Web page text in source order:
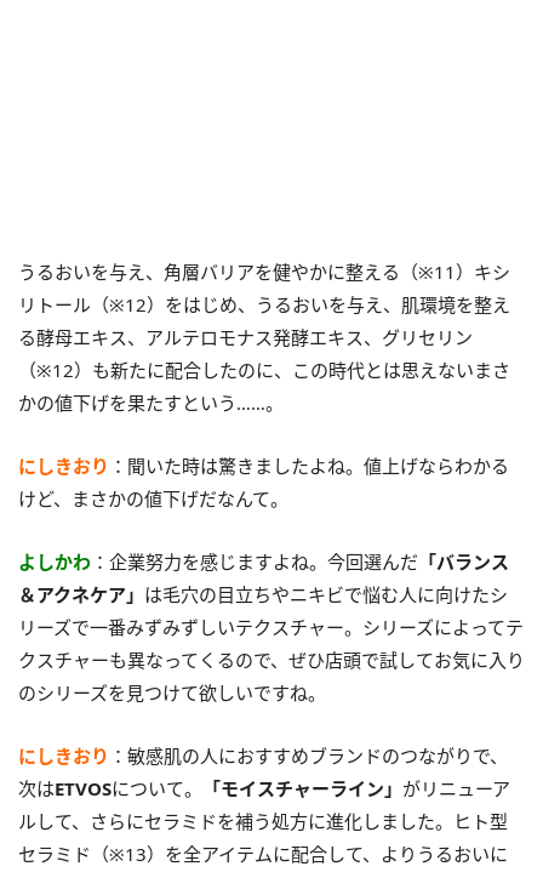
うるおいを与え、角層バリアを健やかに整える（※11）キシ
リトール（※12）をはじめ、うるおいを与え、肌環境を整え
る酵母エキス、アルテロモナス発酵エキス、グリセリン
（※12）も新たに配合したのに、この時代とは思えないまさ
かの値下げを果たすという……。
にしきおり ：聞いた時は驚きましたよね。値上げならわかる
けど、まさかの値下げだなんて。
よしかわ ：企業努力を感じますよね。今回選んだ 「バランス
＆アクネケア」 は毛穴の目立ちやニキビで悩む人に向けたシ
リーズで一番みずみずしいテクスチャー。シリーズによってテ
クスチャーも異なってくるので、ぜひ店頭で試してお気に入り
のシリーズを見つけて欲しいですね。
にしきおり ：敏感肌の人におすすめブランドのつながりで、
次はETVOSについて。 「モイスチャーライン」 がリニューア
ルして、さらにセラミドを補う処方に進化しました。ヒト型
セラミド（※13）を全アイテムに配合して、よりうるおいに